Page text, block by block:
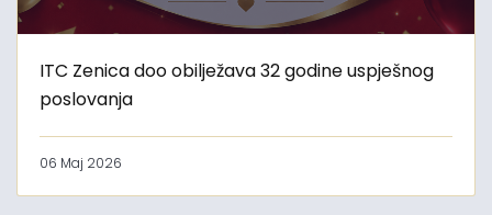
ITC Zenica doo obilježava 32 godine uspješnog
poslovanja
06 Maj 2026